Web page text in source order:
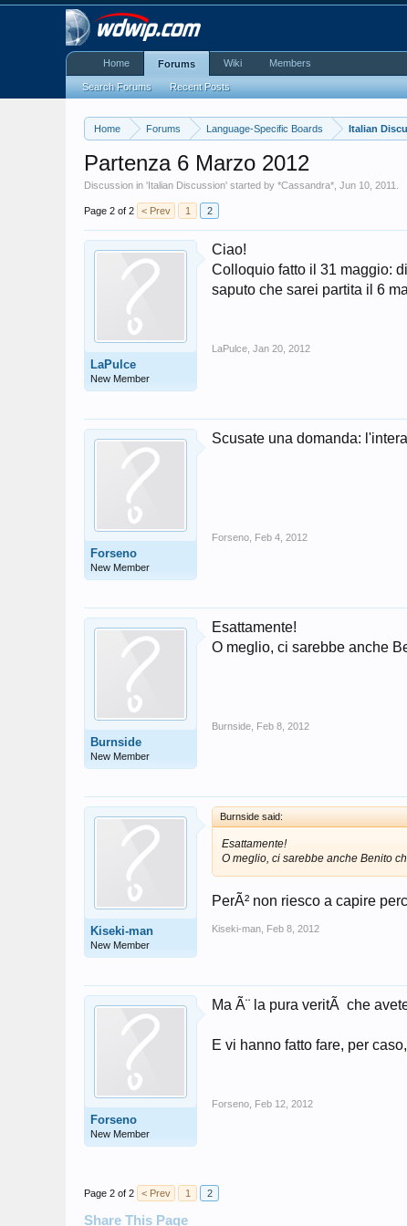
Home Forums Language-Specific Boards Italian
Partenza 6 Marzo 2012
Discussion in 'Italian Discussion' started by*Cassandra* ,Jun 10, 2011
Page 2 of 2 < Prev 1 2
LaPulce
New Member
Ciao!
Colloquio fatto il 31 maggio:
saputo che sarei partita il 6
LaPulce Jan 20, 2012
Forseno
New Member
Scusate una domanda:
Forseno Feb 4, 2012
Burnside
New Member
Esattamente!
O meglio, ci sarebbe anche
Burnside Feb 8, 2012
Kiseki-man
New Member
Burnside said:
Esattamente!
O meglio, ci sarebbe anche Benito
PerÃ² non riesco a capire
Kiseki-man Feb 8, 2012
Forseno
New Member
Ma Ã¨ la pura veritÃ che
E vi hanno fatto fare, per
Forseno Feb 12, 2012
Page 2 of 2 < Prev 1 2
Share This Page
Home Forums
Search Forums Recent Posts
Wiki Members